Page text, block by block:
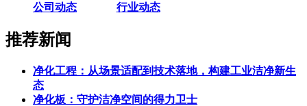
公司动态 行业动态
推荐新闻
净化工程：从场景适配到技术落地，构建工业洁净新生
态
净化板：守护洁净空间的得力卫士